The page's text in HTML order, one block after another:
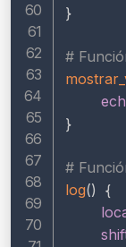
}
#
}
#
log() {